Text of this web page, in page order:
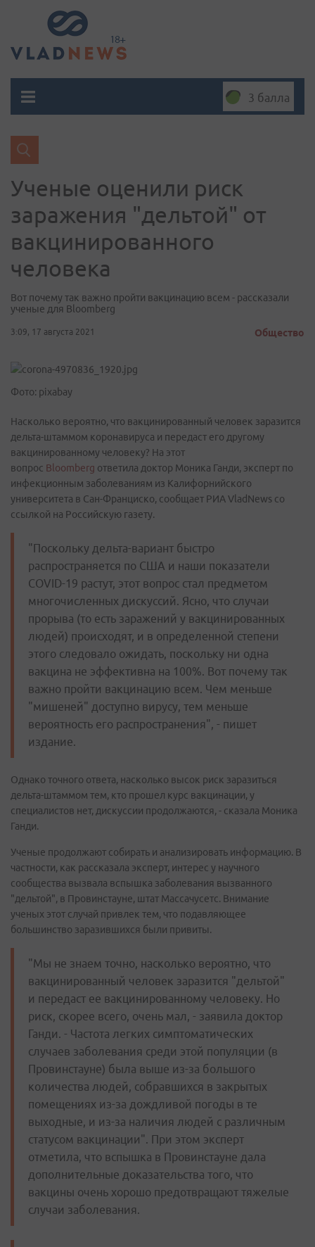
3 балла
Ученые оценили риск
заражения "дельтой" от
вакцинированного
человека
Вот почему так важно пройти вакцинацию всем - рассказали
ученые для Bloomberg
3:09, 17 августа 2021 Общество
Фото: pixabay
Насколько вероятно, что вакцинированный человек заразится
дельта-штаммом коронавируса и передаст его другому
вакцинированному человеку? На этот
вопрос Bloomberg ответила доктор Моника Ганди, эксперт по
инфекционным заболеваниям из Калифорнийского
университета в Сан-Франциско, сообщает РИА VladNews со
ссылкой на Российскую газету.
"Поскольку дельта-вариант быстро
распространяется по США и наши показатели
COVID-19 растут, этот вопрос стал предметом
многочисленных дискуссий. Ясно, что случаи
прорыва (то есть заражений у вакцинированных
людей) происходят, и в определенной степени
этого следовало ожидать, поскольку ни одна
вакцина не эффективна на 100%. Вот почему так
важно пройти вакцинацию всем. Чем меньше
"мишеней" доступно вирусу, тем меньше
вероятность его распространения", - пишет
издание.
Однако точного ответа, насколько высок риск заразиться
дельта-штаммом тем, кто прошел курс вакцинации, у
специалистов нет, дискуссии продолжаются, - сказала Моника
Ганди.
Ученые продолжают собирать и анализировать информацию. В
частности, как рассказала эксперт, интерес у научного
сообщества вызвала вспышка заболевания вызванного
"дельтой", в Провинстауне, штат Массачусетс. Внимание
ученых этот случай привлек тем, что подавляющее
большинство заразившихся были привиты.
"Мы не знаем точно, насколько вероятно, что
вакцинированный человек заразится "дельтой"
и передаст ее вакцинированному человеку. Но
риск, скорее всего, очень мал, - заявила доктор
Ганди. - Частота легких симптоматических
случаев заболевания среди этой популяции (в
Провинстауне) была выше из-за большого
количества людей, собравшихся в закрытых
помещениях из-за дождливой погоды в те
выходные, и из-за наличия людей с различным
статусом вакцинации". При этом эксперт
отметила, что вспышка в Провинстауне дала
дополнительные доказательства того, что
вакцины очень хорошо предотвращают тяжелые
случаи заболевания.